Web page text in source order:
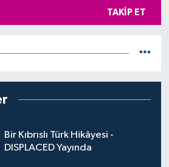
TAKIP ET
Bir Kıbrıslı Türk Hikâyesi -
DISPLACED Yayında